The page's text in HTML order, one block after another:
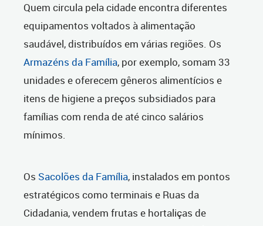
Quem circula pela cidade encontra diferentes
equipamentos voltados à alimentação
saudável, distribuídos em várias regiões. Os
Armazéns da Família, por exemplo, somam 33
unidades e oferecem gêneros alimentícios e
itens de higiene a preços subsidiados para
famílias com renda de até cinco salários
mínimos.
Os Sacolões da Família, instalados em pontos
estratégicos como terminais e Ruas da
Cidadania, vendem frutas e hortaliças de